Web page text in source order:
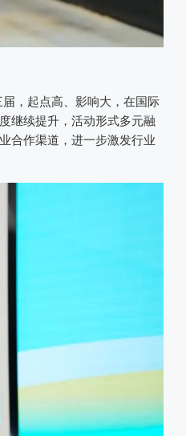
，起点高、影响大，在国际
继续提升，活动形式多元融
合作渠道，进一步激发行业